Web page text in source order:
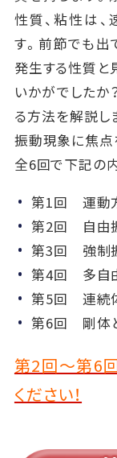
性質、粘性は
す。前節でも出
発生する性質と
いかがでした
る方法を解説し
振動現象に焦点
全6回で下記の
第1回 運動
第2回 自由
第3回 強制
第4回 多自
第5回 連続
第6回 剛体
第2回～第6
ください！